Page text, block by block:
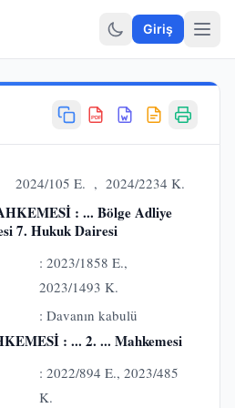
Hukuki Araçlar
Giriş
PDF
105 E. , 2024/2234 K.
: ... Bölge Adliye
7. Hukuk Dairesi
: 2023/1858 E.,
2023/1493 K.
: Davanın kabulü
: ... 2. ... Mahkemesi
: 2022/894 E., 2023/485
K.